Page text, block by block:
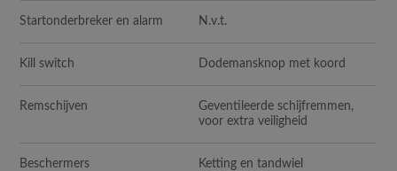
Startonderbreker en alarm N.v.t.
Kill switch Dodemansknop met koord
Remschijven
Geventileerde schijfremmen,
voor extra veiligheid
Beschermers
Ketting en tandwiel